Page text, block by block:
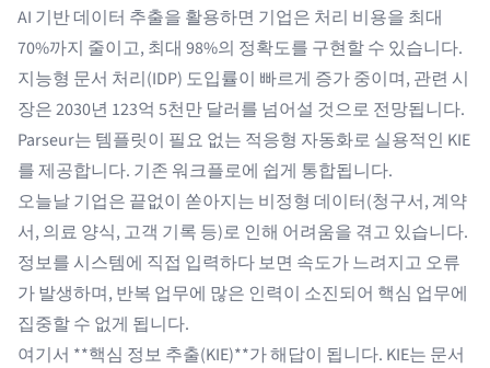
AI 기반 데이터 추출을 활용하면 기업은 처리 비용을 최대
70%까지 줄이고, 최대 98%의 정확도를 구현할 수 있습니다.
지능형 문서 처리(IDP) 도입률이 빠르게 증가 중이며, 관련 시
장은 2030년 123억 5천만 달러를 넘어설 것으로 전망됩니다.
Parseur는 템플릿이 필요 없는 적응형 자동화로 실용적인 KIE
를 제공합니다. 기존 워크플로에 쉽게 통합됩니다.
오늘날 기업은 끝없이 쏟아지는 비정형 데이터(청구서, 계약
서, 의료 양식, 고객 기록 등)로 인해 어려움을 겪고 있습니다.
정보를 시스템에 직접 입력하다 보면 속도가 느려지고 오류
가 발생하며, 반복 업무에 많은 인력이 소진되어 핵심 업무에
집중할 수 없게 됩니다.
여기서 **핵심 정보 추출(KIE)**가 해답이 됩니다. KIE는 문서